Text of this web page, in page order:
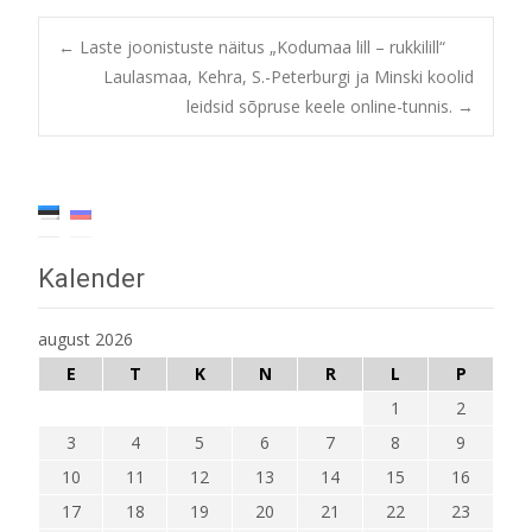
Post
navigation
← Laste joonistuste näitus „Kodumaa lill – rukkilill“
Laulasmaa, Kehra, S.-Peterburgi ja Minski koolid
leidsid sõpruse keele online-tunnis. →
Kalender
august 2026
E
T K N R L
P
1
2
3
4 5 6 7 8
9
10
11 12 13 14 15
16
17
18 19 20 21 22
23